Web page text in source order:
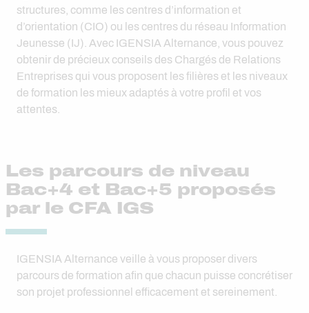
structures, comme les centres d’information et
d’orientation (CIO) ou les centres du réseau Information
Jeunesse (IJ). Avec IGENSIA Alternance, vous pouvez
obtenir de précieux conseils des Chargés de Relations
Entreprises qui vous proposent les filières et les niveaux
de formation les mieux adaptés à votre profil et vos
attentes.
Les parcours de niveau
Bac+4 et Bac+5 proposés
par le CFA IGS
IGENSIA Alternance veille à vous proposer divers
parcours de formation afin que chacun puisse concrétiser
son projet professionnel efficacement et sereinement.